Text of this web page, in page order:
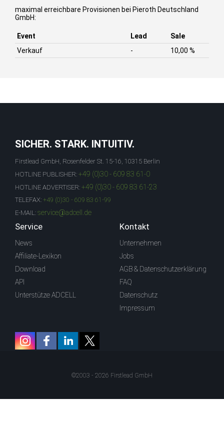
maximal erreichbare Provisionen bei Pieroth Deutschland
GmbH:
Event Lead
Sale
Verkauf
- 10,00 %
SICHER. STARK. INTUITIV.
Firstlead GmbH, Rosenfelder St. 15-16, 10315 Berlin
HOTLINE PUBLISHER: +49 (0)30 - 609 83 61-0
HOTLINE ADVERTISER: +49 (0)30 - 609 83 61-23
TELEFAX: +49 (0)30 - 609 83 61-99
E-MAIL: service@adcell.de
Service
News
Affiliate-Lexikon
Download
API
Unterstütze ADCELL
Kontakt
Unternehmen
Jobs
AGB & Datenschutzerklärung
FAQ
Datenschutz
Impressum
©2003 - 2026 Firstlead GmbH